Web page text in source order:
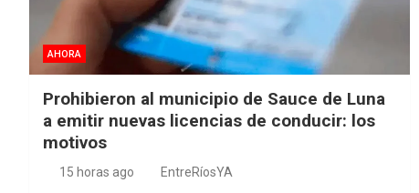
AHORA
Prohibieron al municipio de Sauce de Luna
a emitir nuevas licencias de conducir: los
motivos
15 horas ago EntreRíosYA